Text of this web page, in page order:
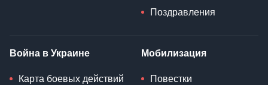
Поздравления
Война в Украине
Карта боевых действий
Мобилизация
Повестки